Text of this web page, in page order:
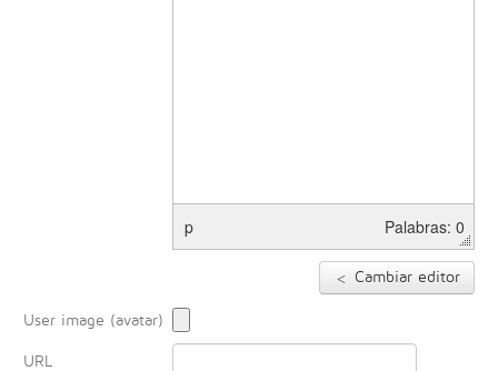
p Palabras: 0
Cambiar editor
User image (avatar)
URL